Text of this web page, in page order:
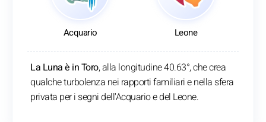
Acquario Leone
La Luna è in Toro, alla longitudine 40.63°, che crea
qualche turbolenza nei rapporti familiari e nella sfera
privata per i segni dell'Acquario e del Leone.